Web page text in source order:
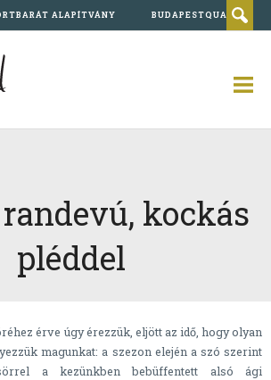
ALAPÍTVÁNY BUDAPESTQUAD
kockás
pléddel
érve úgy érezzük, eljött az idő, hogy olyan
magunkat: a szezon elején a szó szerint
a kezünkben bebüffentett alsó ági